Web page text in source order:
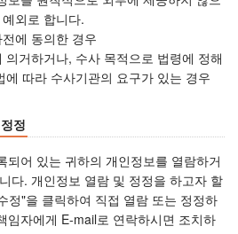
외로 합니다.
에 동의한 경우
의거하거나, 수사 목적으로 법령에 정해
에 따라 수사기관의 요구가 있는 경우
정
되어 있는 귀하의 개인정보를 열람하거
다. 개인정보 열람 및 정정을 하고자 할
정"을 클릭하여 직접 열람 또는 정정하
임자에게 E-mail로 연락하시면 조치하